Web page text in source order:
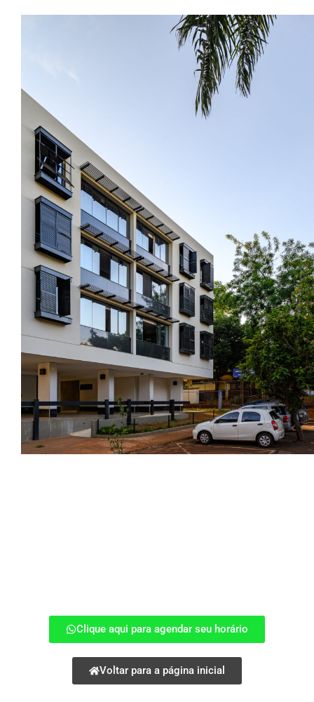
Clique aqui para agendar seu horário
Voltar para a página inicial